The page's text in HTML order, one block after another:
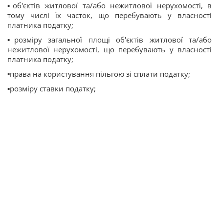
▪️об'єктів житлової та/або нежитлової нерухомості, в
тому числі їх часток, що перебувають у власності
платника податку;
▪️розміру загальної площі об'єктів житлової та/або
нежитлової нерухомості, що перебувають у власності
платника податку;
▪️права на користування пільгою зі сплати податку;
▪️розміру ставки податку;